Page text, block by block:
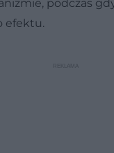
podczas
efektu.